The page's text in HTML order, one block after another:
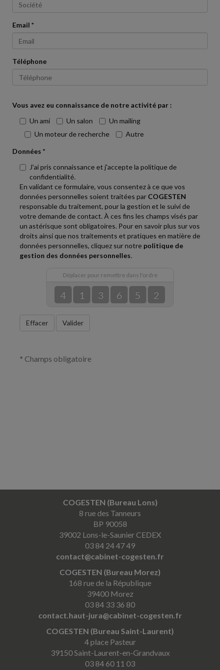
Email *
Téléphone
Vous avez eu connaissance de notre activité par :
Un ami
Un salon
Un mailing
Un moteur de recherche
Autre
Données *
J'ai pris connaissance et j'accepte la politique de
confidentialité.
En validant ce formulaire, vous consentez à ce que vos
données personnelles soient traitées par COGESTEN
responsable du traitement, pour la gestion et le suivi de
votre demande de contact. À ces fins les champs visés par
un astérisque sont obligatoires. Pour en savoir plus sur vos
droits ainsi que nos traitements et pratiques en matière de
données personnelles, cliquez sur notre politique de
gestion des données personnelles.
Déplacer pour remettre dans l'ordre
4 1 3 6 5 2
Effacer Valider
* Champs obligatoire
COGESTEN (Bureau Lons)
8 rue des Tanneurs
BP 90058
39002 Lons-le-Saunier CEDEX
03 84 24 47 49
contact@cabinet-cogesten.fr
COGESTEN (Bureau Morez)
168 rue de la République
39400 Morez
03 84 33 36 80
contact.haut-jura@cabinet-cogesten.fr
COGESTEN (Bureau Saint-Laurent)
4 place Pasteur
39150 Saint-Laurent-en-Grandvaux
03 84 60 11 03